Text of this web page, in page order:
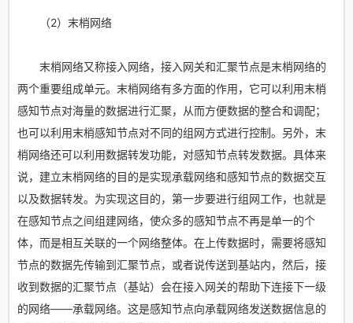
（2）末梢网络
末梢网络又称接入网络，接入网关和汇聚节点是末梢网络的
两个重要组成单元。末梢网络有多方面的作用，它可以利用末梢
感知节点对海量的数据进行汇聚，从而方便数据的整合和调配；
也可以利用末梢感知节点对不同的组网方式进行控制。另外，末
梢网络还可以利用数据转发功能，对感知节点转发数据。具体来
说，建立末梢网络的目的是实现承载网络和感知节点的数据交互
以及数据转发。为实现这目的，第一步要进行组网工作，也就是
在感知节点之间组建网络，使众多的感知节点不再是单一的个
体，而是相互关联的一个网络整体。在上传数据时，需要将感知
节点的数据先传输到汇聚节点，或者说传送到基站内，然后，接
收到数据的汇聚节点（基站）会在接入网关的帮助下连接下一级
的网络——承载网络。这是感知节点向承载网络发送数据信息的